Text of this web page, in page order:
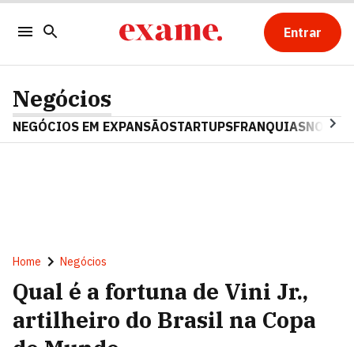
Entrar
Negócios
NEGÓCIOS EM EXPANSÃOSTARTUPSFRANQUIAS
Home Negócios
Qual é a fortuna de Vini Jr.,
artilheiro do Brasil na Copa